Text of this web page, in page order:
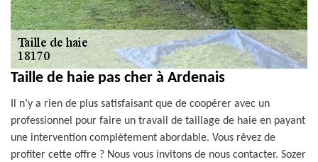
Taille de haie pas cher à Ardenais
Il n’y a rien de plus satisfaisant que de coopérer avec un
professionnel pour faire un travail de taillage de haie en payant
une intervention complètement abordable. Vous rêvez de
profiter cette offre ? Nous vous invitons de nous contacter. Sozer